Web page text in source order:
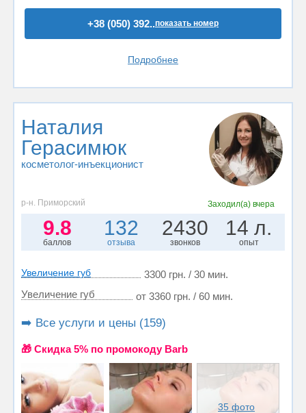
+38 (050) 392..показать номер
Подробнее
Наталия
Герасимюк
косметолог-инъекционист
р-н. Приморский Заходил(а) вчера
9.8
баллов
132
отзыва
2430
звонков
14 л.
опыт
Увеличение губ
3300 грн. / 30 мин.
Увеличение губ
от 3360 грн. / 60 мин.
➡️ Все услуги и цены (159)
🎁 Cкидка 5% по промокоду Barb
35 фото